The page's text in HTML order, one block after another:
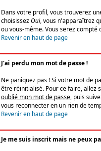
Dans votre profil, vous trouverez
choisissezOui, vous n'apparaîtrez
ou vous-même. Vous serez
Revenir en haut de page
J'ai perdu mon mot de passe !
Ne paniquez pas ! Si votre mot de
être réinitialisé. Pour ce faire, allez
oublié mon mot de passe, puis
vous reconnecter en un rien de
Revenir en haut de page
Je me suis inscrit mais ne peux